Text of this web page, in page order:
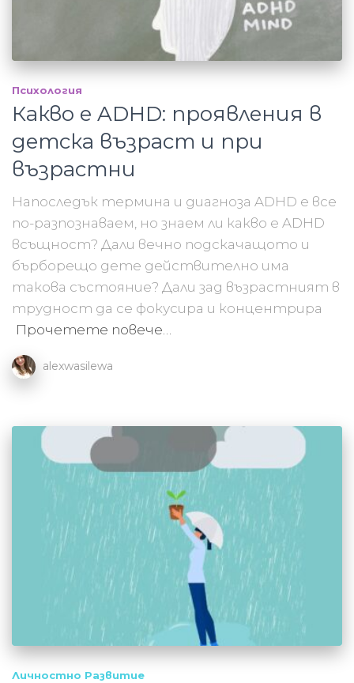
Психология
Какво е ADHD: проявления в
детска възраст и при
възрастни
Напоследък термина и диагноза ADHD е все
по-разпознаваем, но знаем ли какво е ADHD
всъщност? Дали вечно подскачащото и
бърборещо дете действително има
такова състояние? Дали зад възрастният в
трудност да се фокусира и концентрира
Прочетете повече…
alexwasilewa
Личностно Развитие